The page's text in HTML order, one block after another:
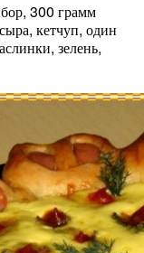
300 грамм
кетчуп, один
зелень,